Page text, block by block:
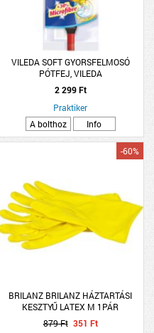
VILEDA SOFT GYORSFELMOSÓ
PÓTFEJ, VILEDA
2 299 Ft
Praktiker
A bolthoz
Info
BRILANZ BRILANZ HÁZTARTÁSI
KESZTYŰ LATEX M 1PÁR
-60%
879 Ft 351 Ft